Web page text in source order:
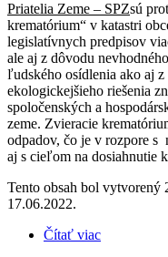
Priatelia Zeme – SPZsú
krematórium“ v katastri
legislatívnych predpisov
ale aj z dôvodu
ľudského osídlenia ako aj
ekologickejšieho riešenia
spoločenských a
zeme. Zvieracie
odpadov, čo je v rozpore s
aj s cieľom na dosiahnutie
Tento obsah bol vytvorený
17.06.2022.
Čítať viac